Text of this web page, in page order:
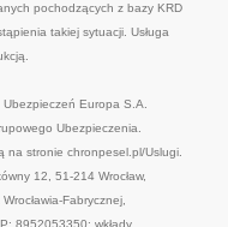
pochodzących z bazy KRD
takiej sytuacji. Usługa
Europa S.A.
Ubezpieczenia.
na stronie chronpesel.pl/Uslugi.
12, 51-214 Wrocław,
Fabrycznej,